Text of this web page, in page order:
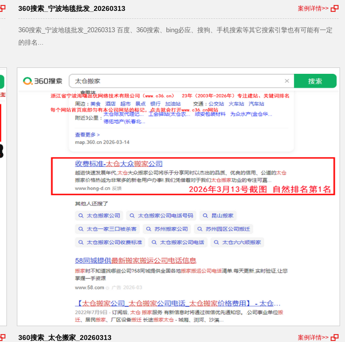
360搜索_宁波地毯批发_20260313 案例详情>>
360搜索_宁波地毯批发_20260313 百度、360搜索、bing必应、搜狗、手机搜索等其它搜索引擎也有可能有一定
的排名...
360搜索_太仓搬家_20260313 案例详情>>